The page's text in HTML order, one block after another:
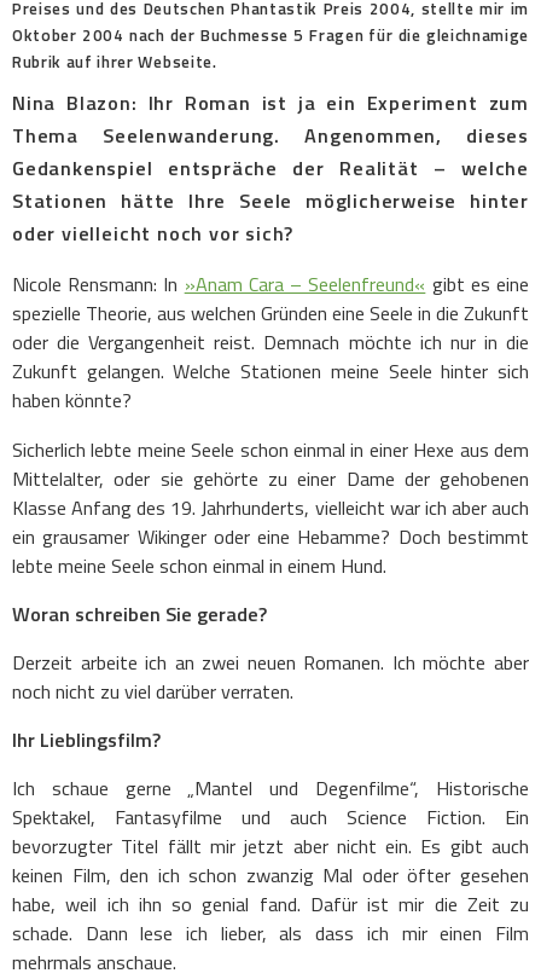
Preises und des Deutschen Phantastik Preis 2004, stellte mir im
Oktober 2004 nach der Buchmesse 5 Fragen für die gleichnamige
Rubrik auf ihrer Webseite.
Nina Blazon: Ihr Roman ist ja ein Experiment zum
Thema Seelenwanderung.Angenommen, dieses
Gedankenspiel entspräche der Realität – welche
Stationen hätte Ihre Seele möglicherweise hinter
oder vielleicht noch vor sich?
Nicole Rensmann: In »Anam Cara – Seelenfreund« gibt es eine
spezielle Theorie, aus welchen Gründen eine Seele in die Zukunft
oder die Vergangenheit reist. Demnach möchte ich nur in die
Zukunft gelangen. Welche Stationen meine Seele hinter sich
haben könnte?
Sicherlich lebte meine Seele schon einmal in einer Hexe aus dem
Mittelalter, oder sie gehörte zu einer Dame der gehobenen
Klasse Anfang des 19. Jahrhunderts, vielleicht war ich aber auch
ein grausamer Wikinger oder eine Hebamme? Doch bestimmt
lebte meine Seele schon einmal in einem Hund.
Woran schreiben Sie gerade?
Derzeit arbeite ich an zwei neuen Romanen. Ich möchte aber
noch nicht zu viel darüber verraten.
Ihr Lieblingsfilm?
Ich schaue gerne „Mantel und Degenfilme“, Historische
Spektakel, Fantasyfilme und auch Science Fiction. Ein
bevorzugter Titel fällt mir jetzt aber nicht ein. Es gibt auch
keinen Film, den ich schon zwanzig Mal oder öfter gesehen
habe, weil ich ihn so genial fand. Dafür ist mir die Zeit zu
schade. Dann lese ich lieber, als dass ich mir einen Film
mehrmals anschaue.